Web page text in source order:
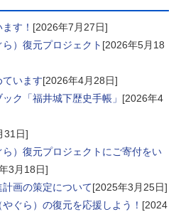
す！ [2026年7月27日]
）復元プロジェクト [2026年5月18
います[2026年4月28日]
ク「福井城下歴史手帳」 [2026年4
31日]
）復元プロジェクトにご寄付をい
3月18日]
画の策定について[2025年3月25日]
ぐら）の復元を応援しよう！ [2024